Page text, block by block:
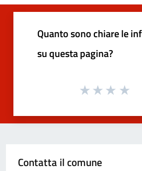
Quanto sono chiare le
su questa pagina?
Contatta il comune